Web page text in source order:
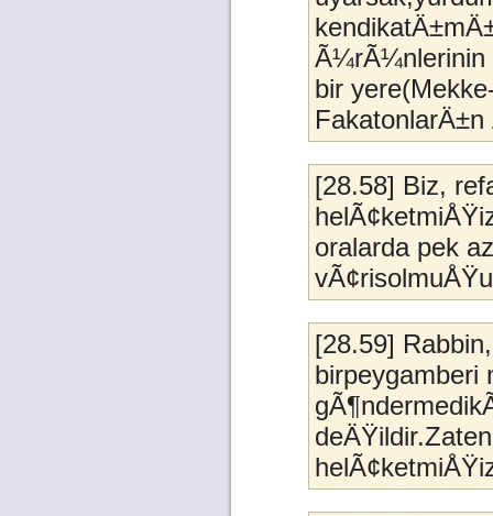
Ã¼rÃ¼nlerinin
bir
[28.58] Biz,
oralarda pek
[28.59]
birpeygamberi